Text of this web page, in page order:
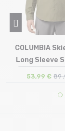
Taille en
COLUMBIA
Long Sleeve
53,99 € 89